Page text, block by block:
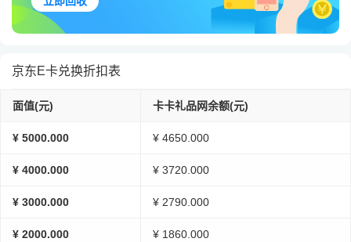
京东E卡兑换折扣表
面值(元) 卡卡礼品网余额(元)
¥ 5000.000 ¥ 4650.000
¥ 4000.000 ¥ 3720.000
¥ 3000.000 ¥ 2790.000
¥ 2000.000 ¥ 1860.000